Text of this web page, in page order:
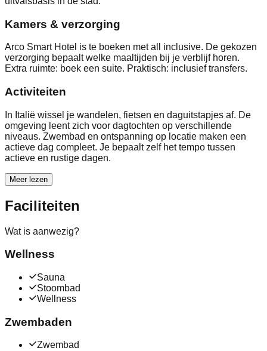
Kamers & verzorging
Arco Smart Hotel is te boeken met all inclusive. De gekozen
verzorging bepaalt welke maaltijden bij je verblijf horen.
Extra ruimte: boek een suite. Praktisch: inclusief transfers.
Activiteiten
In Italië wissel je wandelen, fietsen en daguitstapjes af. De
omgeving leent zich voor dagtochten op verschillende
niveaus. Zwembad en ontspanning op locatie maken een
actieve dag compleet. Je bepaalt zelf het tempo tussen
actieve en rustige dagen.
Meer lezen
Faciliteiten
Wat is aanwezig?
Wellness
Sauna
Stoombad
Wellness
Zwembaden
Zwembad